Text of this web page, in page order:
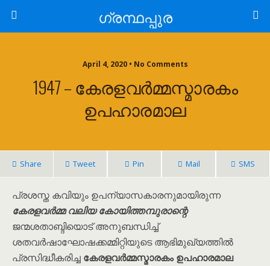
ഗ്രന്ഥപ്പുര
April 4, 2020 • No Comments
1947 – കേരളവർമ്മസ്മാരകം
ഉപഹാരമാല
Share Tweet Pin Mail SMS
പ്രശസ്ത കവിയും ഉപന്യാസകാരനുമായിരുന്ന
കേരളവർമ്മ വലിയ കോയിത്തമ്പുരാന്റെ
ജന്മശതാബ്ദിയൊട് അനുബന്ധിച്ച്
ശതവർഷാഘോഷക്കമ്മിറ്റിയുടെ ആഭിമുഖ്യത്തിൽ
പ്രസിദ്ധീകരിച്ച കേരളവർമ്മസ്മാരകം ഉപഹാരമാല